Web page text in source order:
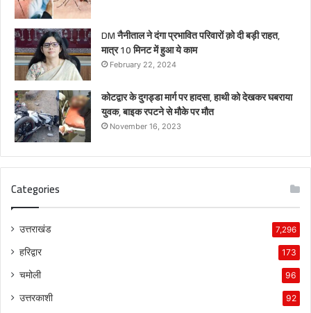
DM नैनीताल ने दंगा प्रभावित परिवारों क़ो दी बड़ी राहत,
मात्र 10 मिनट में हुआ ये काम
February 22, 2024
कोटद्वार के दुगड्डा मार्ग पर हादसा, हाथी को देखकर घबराया
युवक, बाइक रपटने से मौके पर मौत
November 16, 2023
Categories
उत्तराखंड 7,296
हरिद्वार 173
चमोली 96
उत्तरकाशी 92